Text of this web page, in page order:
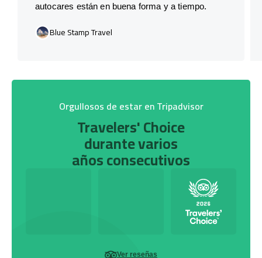
autocares están en buena forma y a tiempo.
Blue Stamp Travel
Orgullosos de estar en Tripadvisor
Travelers' Choice
durante varios
años consecutivos
Ver reseñas